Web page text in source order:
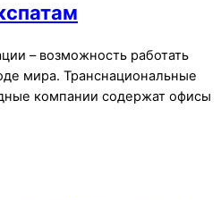
– возможность работать
мира. Транснациональные
компании содержат офисы